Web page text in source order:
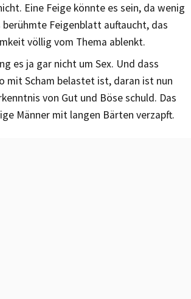
Eine Feige könnte es sein, da wenig
berühmte Feigenblatt auftaucht, das
völlig vom Thema ablenkt.
es ja gar nicht um Sex. Und dass
mit Scham belastet ist, daran ist nun
von Gut und Böse schuld. Das
Männer mit langen Bärten verzapft.